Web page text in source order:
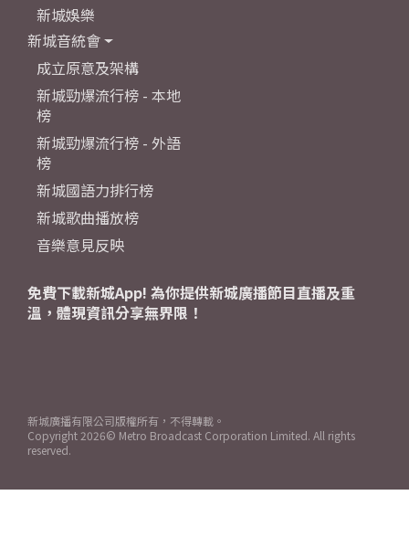
新城娛樂
新城音統會
成立原意及架構
新城勁爆流行榜 - 本地
榜
新城勁爆流行榜 - 外語
榜
新城國語力排行榜
新城歌曲播放榜
音樂意見反映
免費下載新城App! 為你提供新城廣播節目直播及重
溫，體現資訊分享無界限！
新城廣播有限公司版權所有，不得轉載。
Copyright 2026© Metro Broadcast Corporation Limited. All rights
reserved.